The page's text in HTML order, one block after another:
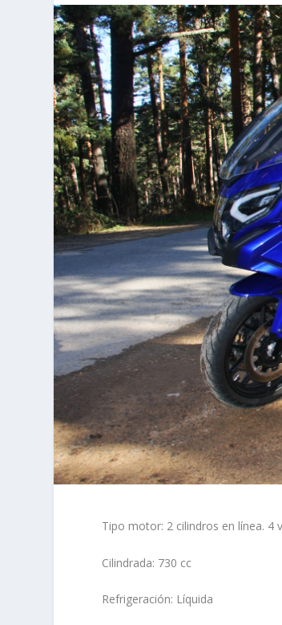
Tipo motor: 2 cilindros en línea. 4
Cilindrada: 730 cc
Refrigeración: Líquida